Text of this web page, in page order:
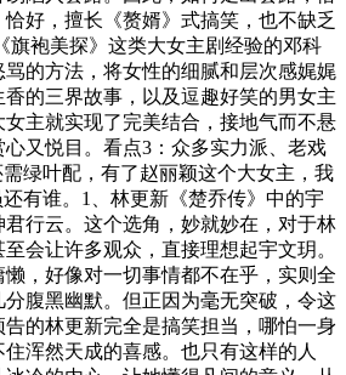
好，擅长《赘婿》式搞笑，也不缺乏
旗袍美探》这类大女主剧经验的邓科
的方法，将女性的细腻和层次感娓娓
的三界故事，以及逗趣好笑的男女主
主就实现了完美结合，接地气而不悬
又悦目。看点3：众多实力派、老戏
绿叶配，有了赵丽颖这个大女主，我
有谁。1、林更新《楚乔传》中的宇
行云。这个选角，妙就妙在，对于林
会让许多观众，直接理想起宇文玥。
，好像对一切事情都不在乎，实则全
腹黑幽默。但正因为毫无突破，令这
的林更新完全是搞笑担当，哪怕一身
浑然天成的喜感。也只有这样的人